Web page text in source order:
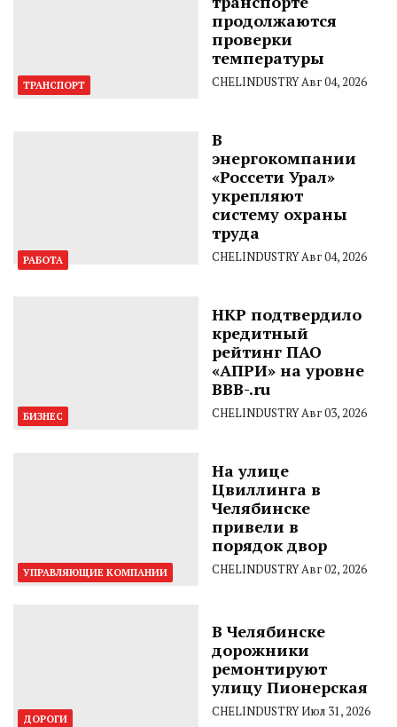
ТРАНСПОРТ
продолжаются
проверки
температуры
CHELINDUSTRYАвг 04, 2026
РАБОТА
В
энергокомпании
«Россети Урал»
укрепляют
систему охраны
труда
CHELINDUSTRYАвг 04, 2026
БИЗНЕС
НКР подтвердило
кредитный
рейтинг ПАО
«АПРИ» на уровне
BBB-.ru
CHELINDUSTRYАвг 03, 2026
УПРАВЛЯЮЩИЕ КОМПАНИИ
На улице
Цвиллинга в
Челябинске
привели в
порядок двор
CHELINDUSTRYАвг 02, 2026
ДОРОГИ
В Челябинске
дорожники
ремонтируют
улицу Пионерская
CHELINDUSTRYИюл 31, 2026